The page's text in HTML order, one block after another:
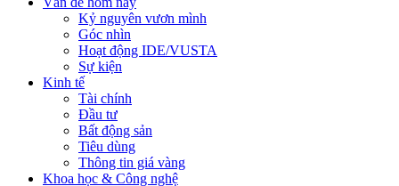
Kỷ nguyên vươn mình
Góc nhìn
Hoạt động IDE/VUSTA
Sự kiện
Kinh tế
Tài chính
Đầu tư
Bất động sản
Tiêu dùng
Thông tin giá vàng
Khoa học & Công nghệ